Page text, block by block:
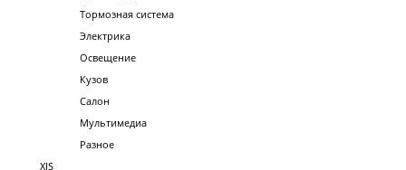
Тормозная система
Электрика
Освещение
Кузов
Салон
Мультимедиа
Разное
XJS